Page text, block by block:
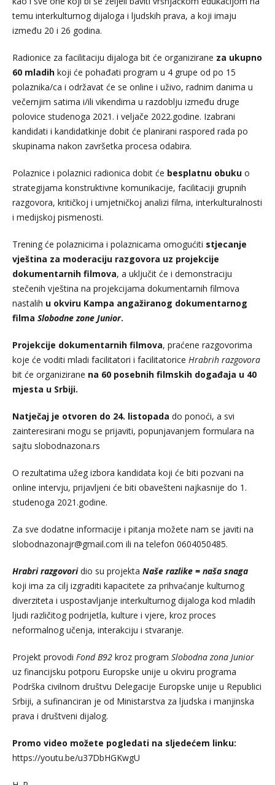
temu interkulturnog dijaloga i ljudskih prava, a koji imaju
između 20 i 26 godina.
Radionice za facilitaciju dijaloga bit će organizirane za ukupno
60 mladih koji će pohađati program u 4 grupe od po 15
polaznika/ca i održavat će se online i uživo, radnim danima u
večernjim satima i/ili vikendima u razdoblju između druge
polovice studenoga 2021. i veljače 2022.godine. Izabrani
kandidati i kandidatkinje dobit će planirani raspored rada po
skupinama nakon završetka procesa odabira.
Polaznice i polaznici radionica dobit će besplatnu obuku o
strategijama konstruktivne komunikacije, facilitaciji grupnih
razgovora, kritičkoj i umjetničkoj analizi filma, interkulturalnosti
i medijskoj pismenosti.
Trening će polaznicima i polaznicama omogućiti stjecanje
vještina za moderaciju razgovora uz projekcije
dokumentarnih filmova, a uključit će i demonstraciju
stečenih vještina na projekcijama dokumentarnih filmova
nastalih u okviru Kampa angažiranog dokumentarnog
filma Slobodne zone Junior.
Projekcije dokumentarnih filmova, praćene razgovorima
koje će voditi mladi facilitatori i facilitatorice Hrabrih razgovora
bit će organizirane na 60 posebnih filmskih događaja u 40
mjesta u Srbiji.
Natječaj je otvoren do 24. listopada do ponoći, a svi
zainteresirani mogu se prijaviti, popunjavanjem formulara na
sajtu slobodnazona.rs
O rezultatima užeg izbora kandidata koji će biti pozvani na
online intervju, prijavljeni će biti obavešteni najkasnije do 1.
studenoga 2021.godine.
Za sve dodatne informacije i pitanja možete nam se javiti na
slobodnazonajr@gmail.com ili na telefon 0604050485.
Hrabri razgovoridio su projekta Naše razlike = naša snaga
koji ima za cilj izgraditi kapacitete za prihvaćanje kulturnog
diverziteta i uspostavljanje interkulturnog dijaloga kod mladih
ljudi različitog podrijetla, kulture i vjere, kroz proces
neformalnog učenja, interakciju i stvaranje.
Projekt provodi Fond B92 kroz program Slobodna zona Junior
uz financijsku potporu Europske unije u okviru programa
Podrška civilnom društvu Delegacije Europske unije u Republici
Srbiji, a sufinanciran je od Ministarstva za ljudska i manjinska
prava i društveni dijalog.
Promo video možete pogledati na sljedećem linku:
https://youtu.be/u37DbHGKwgU